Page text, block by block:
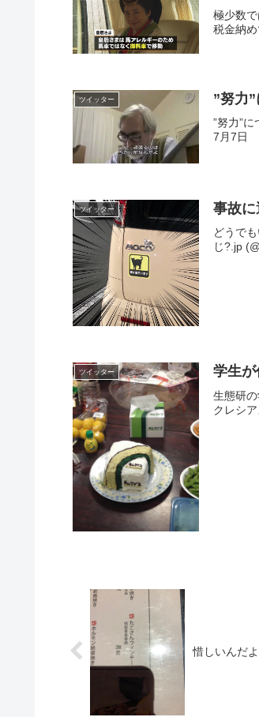
極少数
税金納
ツイッター ”努力
”努力”
7月7日
ツイッター 事故
どうで
じ?.jp
ツイッター 学生
生態研
クレシ
惜しいんだ